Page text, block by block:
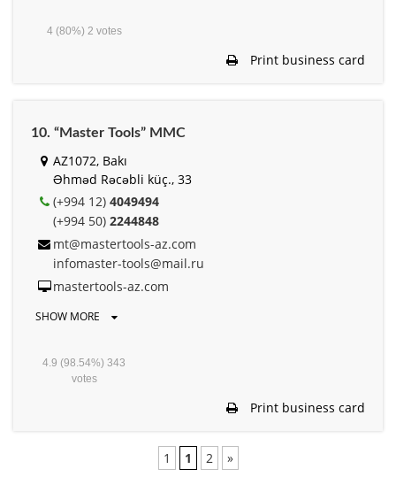
4(80%) 2 votes
Print business card
10. “Master Tools” MMC
AZ1072, Bakı
Əhməd Rəcəbli küç., 33
(+994 12) 4049494
(+994 50) 2244848
mt@mastertools-az.com
infomaster-tools@mail.ru
mastertools-az.com
SHOW MORE
4.9 (98.54%) 343
votes
Print business card
1 1 2 »